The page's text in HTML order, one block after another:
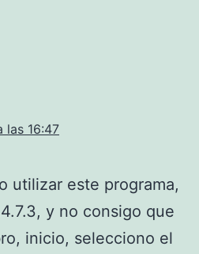
las 16:47
utilizar este programa,
y no consigo que
inicio, selecciono el